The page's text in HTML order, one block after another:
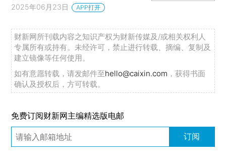
2025年06月23日 APP打开
财新网所刊载内容之知识产权为财新传媒及/或相关权利人
专属所有或持有。未经许可，禁止进行转载、摘编、复制及
建立镜像等任何使用。
如有意愿转载，请发邮件至hello@caixin.com ，获得书面
确认及授权后，方可转载。
免费订阅财新网主编精选版电邮
订阅